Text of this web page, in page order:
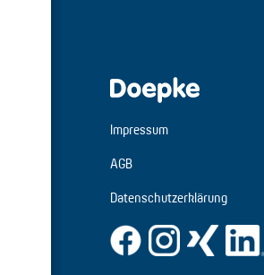
Impressum
AGB
Datenschutzerklärung